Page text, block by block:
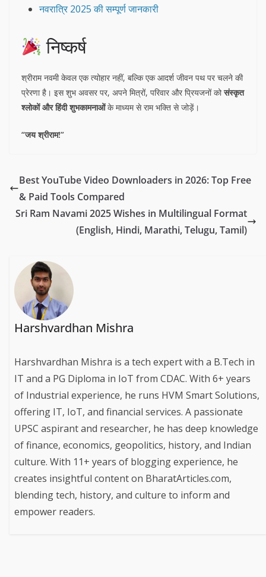
नवरात्रि 2025 की सम्पूर्ण जानकारी
निष्कर्ष
श्रीराम नवमी केवल एक त्योहार नहीं, बल्कि एक आदर्श जीवन पथ पर चलने की
प्रेरणा है। इस शुभ अवसर पर, अपने मित्रों, परिवार और प्रियजनों कोसंस्कृत
श्लोकों और हिंदी शुभकामनाओंके माध्यम से राम भक्ति से जोड़ें।
“जय श्रीराम!”
Best YouTube Video Downloaders in 2026: Top Free
& Paid Tools Compared
Sri Ram Navami 2025 Wishes in Multilingual Format
(English, Hindi, Marathi, Telugu, Tamil)
Harshvardhan Mishra
Harshvardhan Mishra is a tech expert with a B.Tech in
IT and a PG Diploma in IoT from CDAC. With 6+ years
of Industrial experience, he runs HVM Smart Solutions,
offering IT, IoT, and financial services. A passionate
UPSC aspirant and researcher, he has deep knowledge
of finance, economics, geopolitics, history, and Indian
culture. With 11+ years of blogging experience, he
creates insightful content on BharatArticles.com,
blending tech, history, and culture to inform and
empower readers.